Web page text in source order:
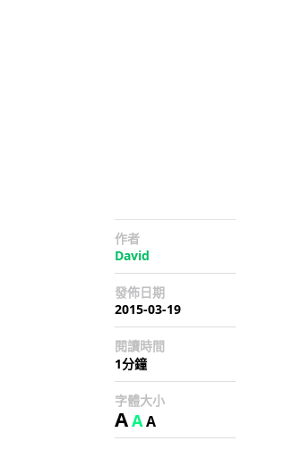
作者
David
發佈日期
2015-03-19
閱讀時間
1分鐘
字體大小
AAA